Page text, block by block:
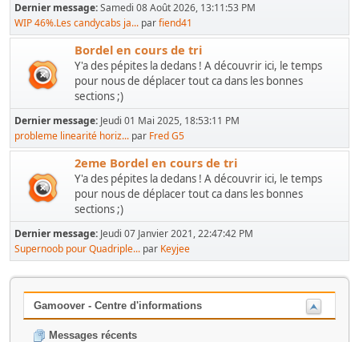
Dernier message:Samedi 08 Août 2026, 13:11:53 PM
WIP 46%.Les candycabs ja... parfiend41
Bordel en cours de tri
Y'a des pépites la dedans ! A découvrir ici, le temps
pour nous de déplacer tout ca dans les bonnes
sections ;)
Dernier message: Jeudi 01 Mai 2025, 18:53:11 PM
probleme linearité horiz... par Fred G5
2eme Bordel en cours de tri
Y'a des pépites la dedans ! A découvrir ici, le temps
pour nous de déplacer tout ca dans les bonnes
sections ;)
Dernier message: Jeudi 07 Janvier 2021, 22:47:42 PM
Supernoob pour Quadriple... par Keyjee
Gamoover - Centre d'informations
Messages récents